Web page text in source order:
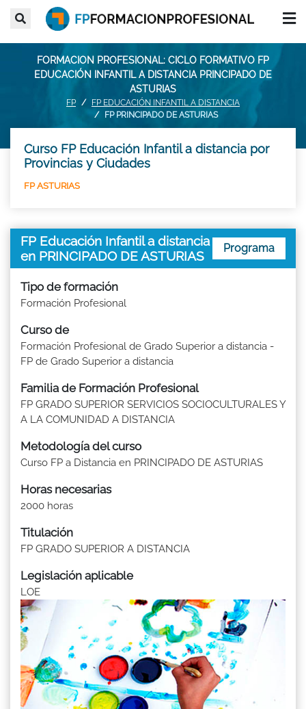
FORMACION PROFESIONAL: CICLO FORMATIVO FP
EDUCACIÓN INFANTIL A DISTANCIA PRINCIPADO DE
ASTURIAS
FP
FP EDUCACIÓN INFANTIL A DISTANCIA
FP PRINCIPADO DE ASTURIAS
Curso FP Educación Infantil a distancia por
Provincias y Ciudades
FP ASTURIAS
FP Educación Infantil a distancia
en PRINCIPADO DE ASTURIAS
Programa
Tipo de formación
Formación Profesional
Curso de
Formación Profesional de Grado Superior a distancia -
FP de Grado Superior a distancia
Familia de Formación Profesional
FP GRADO SUPERIOR SERVICIOS SOCIOCULTURALES Y
A LA COMUNIDAD A DISTANCIA
Metodología del curso
Curso FP a Distancia en PRINCIPADO DE ASTURIAS
Horas necesarias
2000 horas
Titulación
FP GRADO SUPERIOR A DISTANCIA
Legislación aplicable
LOE